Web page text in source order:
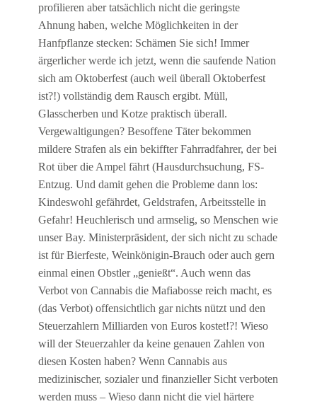
profilieren aber tatsächlich nicht die geringste
Ahnung haben, welche Möglichkeiten in der
Hanfpflanze stecken: Schämen Sie sich! Immer
ärgerlicher werde ich jetzt, wenn die saufende Nation
sich am Oktoberfest (auch weil überall Oktoberfest
ist?!) vollständig dem Rausch ergibt. Müll,
Glasscherben und Kotze praktisch überall.
Vergewaltigungen? Besoffene Täter bekommen
mildere Strafen als ein bekiffter Fahrradfahrer, der bei
Rot über die Ampel fährt (Hausdurchsuchung, FS-
Entzug. Und damit gehen die Probleme dann los:
Kindeswohl gefährdet, Geldstrafen, Arbeitsstelle in
Gefahr! Heuchlerisch und armselig, so Menschen wie
unser Bay. Ministerpräsident, der sich nicht zu schade
ist für Bierfeste, Weinkönigin-Brauch oder auch gern
einmal einen Obstler „genießt“. Auch wenn das
Verbot von Cannabis die Mafiabosse reich macht, es
(das Verbot) offensichtlich gar nichts nützt und den
Steuerzahlern Milliarden von Euros kostet!?! Wieso
will der Steuerzahler da keine genauen Zahlen von
diesen Kosten haben? Wenn Cannabis aus
medizinischer, sozialer und finanzieller Sicht verboten
werden muss – Wieso dann nicht die viel härtere